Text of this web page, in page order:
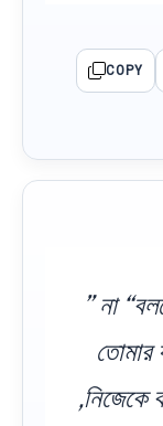
COPY
” না
তোমার
,নিজেকে